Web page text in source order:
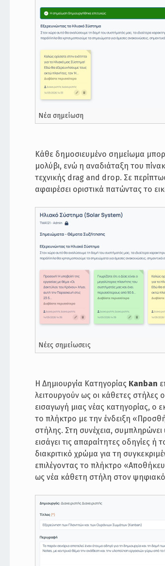
Νέα σημείωση
Κάθε δημοσιευμένο σημείωμα
μολύβι, ενώ η αναδιάταξη του
τεχνικής drag and drop. Σε
αφαιρέσει οριστικά πατώντας το
Νέες σημείωσεις
H Δημιουργία Κατηγορίας Kanban
λειτουργούν ως οι κάθετες
εισαγωγή μιας νέας κατηγορίας, ο
το πλήκτρο με την ένδειξη
στήλης. Στη συνέχεια,
εισάγει τις απαραίτητες οδηγίες
διακριτικό χρώμα για τη
επιλέγοντας το πλήκτρο
ως νέα κάθετη στήλη στον